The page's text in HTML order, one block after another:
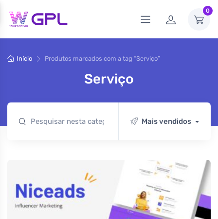
0
Início Produtos marcados com a tag “Serviço”
Serviço
Mais vendidos